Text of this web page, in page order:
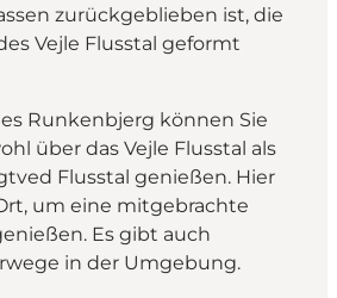
zurückgeblieben ist, die
Vejle Flusstal geformt
Runkenbjerg können Sie
über das Vejle Flusstal als
Flusstal genießen. Hier
um eine mitgebrachte
Es gibt auch
in der Umgebung.